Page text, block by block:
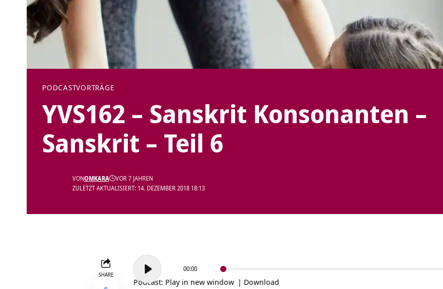
PODCASTVORTRÄGE
YVS162 – Sanskrit Konsonanten –
Sanskrit – Teil 6
ZULETZT AKTUALISIERT: 14. DEZEMBER 2018 18:13
VONOMKARA VOR 7 JAHREN
SHARE
Audio-
Player
00:00
Podcast: Play in new window | Download